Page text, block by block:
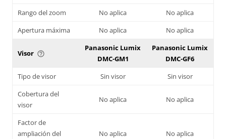
Rango del zoom
No aplica
No aplica
Apertura máxima
No aplica No aplica
Visor help_outline
Panasonic Lumix
DMC-GM1
Panasonic Lumix
DMC-GF6
Tipo de visor
Sin visor
Sin visor
Cobertura del
visor
No aplica No aplica
Factor de
ampliación del
No aplica No aplica